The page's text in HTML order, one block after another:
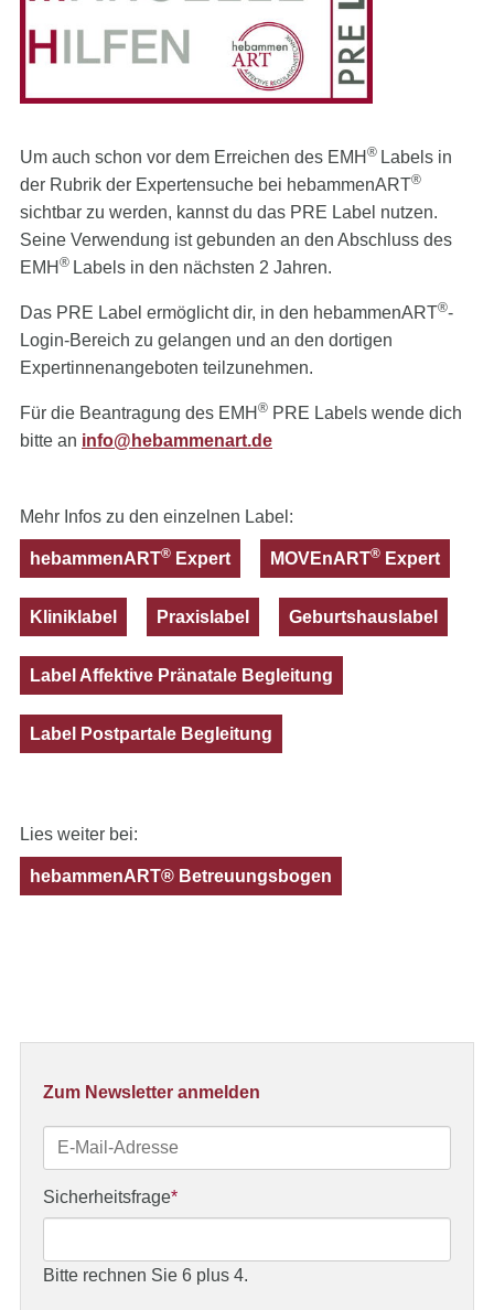
Um auch schon vor dem Erreichen des EMH ® Labels in
der Rubrik der Expertensuche bei hebammenART®
sichtbar zu werden, kannst du das PRE Label nutzen.
Seine Verwendung ist gebunden an den Abschluss des
EMH ® Labels in den nächsten 2 Jahren.
Das PRE Label ermöglicht dir, in den hebammenART®-
Login-Bereich zu gelangen und an den dortigen
Expertinnenangeboten teilzunehmen.
Für die Beantragung des EMH ® PRE Labels wende dich
bitte an info@hebammenart.de
Mehr Infos zu den einzelnen Label:
hebammenART® Expert MOVEnART® Expert
Kliniklabel Praxislabel Geburtshauslabel
Label Affektive Pränatale Begleitung
Label Postpartale Begleitung
Lies weiter bei:
hebammenART® Betreuungsbogen
Zum Newsletter anmelden
E-
Mail-
Adresse
Pflichtfeld
Sicherheitsfrage*
Bitte rechnen Sie 6 plus 4.